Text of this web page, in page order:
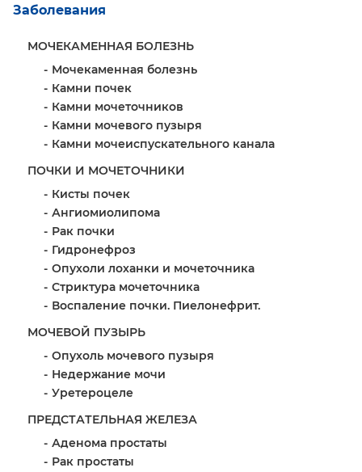
Заболевания
МОЧЕКАМЕННАЯ БОЛЕЗНЬ
Мочекаменная болезнь
Камни почек
Камни мочеточников
Камни мочевого пузыря
Камни мочеиспускательного канала
ПОЧКИ И МОЧЕТОЧНИКИ
Кисты почек
Ангиомиолипома
Рак почки
Гидронефроз
Опухоли лоханки и мочеточника
Стриктура мочеточника
Воспаление почки. Пиелонефрит.
МОЧЕВОЙ ПУЗЫРЬ
Опухоль мочевого пузыря
Недержание мочи
Уретероцеле
ПРЕДСТАТЕЛЬНАЯ ЖЕЛЕЗА
Аденома простаты
Рак простаты